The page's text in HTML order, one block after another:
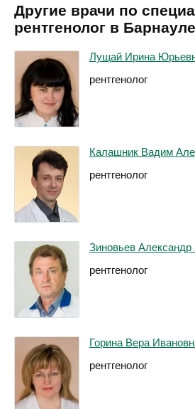
Другие врачи по
рентгенолог в Барнауле
Лущай Ирина
рентгенолог
Калашник Вадим
рентгенолог
Зиновьев
рентгенолог
Горина Вера
рентгенолог